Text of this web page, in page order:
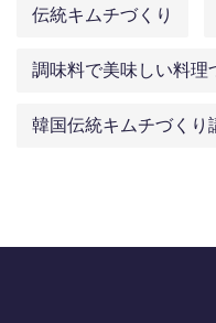
伝統キムチづくり
調味料で美味しい料理
韓国伝統キムチづくり